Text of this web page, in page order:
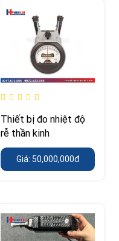
Thiết bị đo nhiệt độ
rễ thần kinh
Giá: 50,000,000đ